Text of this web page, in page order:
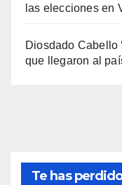
las elecciones en
Diosdado Cabello
que llegaron al
Te has